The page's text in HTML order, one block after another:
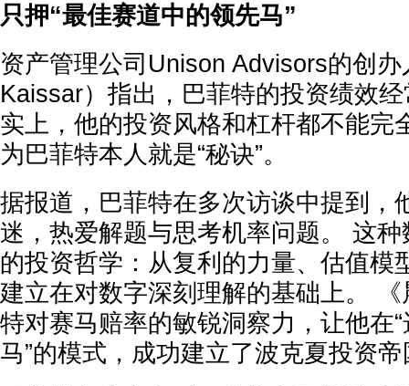
只押“最佳赛道中的领先马”
资产管理公司Unison Advisors的创
Kaissar）指出，巴菲特的投资绩效
实上，他的投资风格和杠杆都不能完
为巴菲特本人就是“秘诀”。
据报道，巴菲特在多次访谈中提到，
迷，热爱解题与思考机率问题。 这
的投资哲学：从复利的力量、估值模
建立在对数字深刻理解的基础上。
特对赛马赔率的敏锐洞察力，让他在
马”的模式，成功建立了波克夏投资